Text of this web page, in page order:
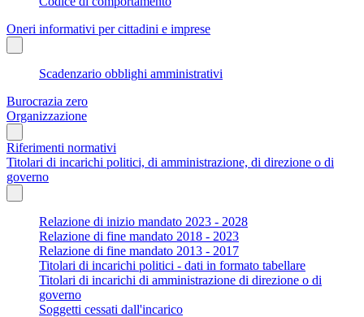
Oneri informativi per cittadini e imprese
Scadenzario obblighi amministrativi
Burocrazia zero
Organizzazione
Riferimenti normativi
Titolari di incarichi politici, di amministrazione, di direzione o di
governo
Relazione di inizio mandato 2023 - 2028
Relazione di fine mandato 2018 - 2023
Relazione di fine mandato 2013 - 2017
Titolari di incarichi politici - dati in formato tabellare
Titolari di incarichi di amministrazione di direzione o di
governo
Soggetti cessati dall'incarico